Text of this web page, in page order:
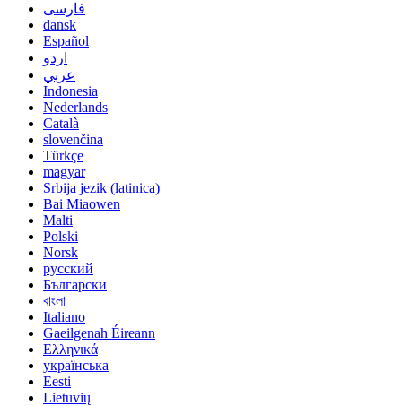
فارسی
dansk
Español
اردو
عربي
Indonesia
Nederlands
Català
slovenčina
Türkçe
magyar
Srbija jezik (latinica)
Bai Miaowen
Malti
Polski
Norsk
русский
Български
বাংলা
Italiano
Gaeilgenah Éireann
Ελληνικά
українська
Eesti
Lietuvių